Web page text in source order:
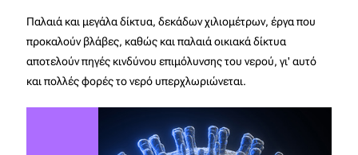
Παλαιά και μεγάλα δίκτυα, δεκάδων χιλιομέτρων, έργα που
προκαλούν βλάβες, καθώς και παλαιά οικιακά δίκτυα
αποτελούν πηγές κινδύνου επιμόλυνσης του νερού, γι' αυτό
και πολλές φορές το νερό υπερχλωριώνεται.